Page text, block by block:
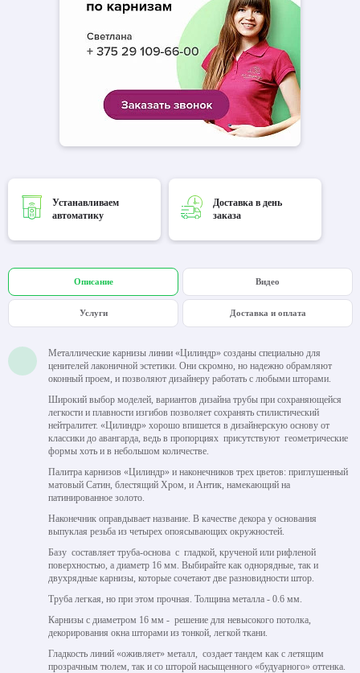
Устанавливаем
автоматику
Доставка в день
заказа
Описание Видео
Услуги Доставка и оплата
Металлические карнизы линии «Цилиндр» созданы специально для
ценителей лаконичной эстетики. Они скромно, но надежно обрамляют
оконный проем, и позволяют дизайнеру работать с любыми шторами.
Широкий выбор моделей, вариантов дизайна трубы при сохраняющейся
легкости и плавности изгибов позволяет сохранять стилистический
нейтралитет. «Цилиндр» хорошо впишется в дизайнерскую основу от
классики до авангарда, ведь в пропорциях присутствуют геометрические
формы хоть и в небольшом количестве.
Палитра карнизов «Цилиндр» и наконечников трех цветов: приглушенный
матовый Сатин, блестящий Хром, и Антик, намекающий на
патинированное золото.
Наконечник оправдывает название. В качестве декора у основания
выпуклая резьба из четырех опоясывающих окружностей.
Базу составляет труба-основа с гладкой, крученой или рифленой
поверхностью, а диаметр 16 мм. Выбирайте как однорядные, так и
двухрядные карнизы, которые сочетают две разновидности штор.
Труба легкая, но при этом прочная. Толщина металла - 0.6 мм.
Карнизы с диаметром 16 мм - решение для невысокого потолка,
декорирования окна шторами из тонкой, легкой ткани.
Гладкость линий «оживляет» металл, создает тандем как с летящим
прозрачным тюлем, так и со шторой насыщенного «будуарного» оттенка.